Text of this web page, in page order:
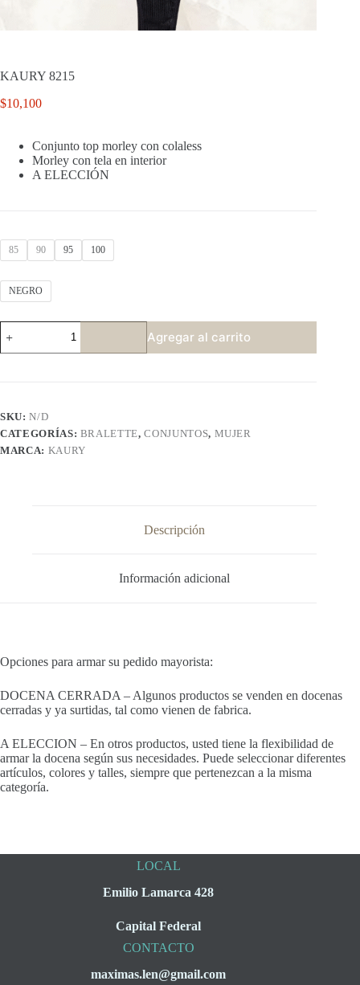
KAURY 8215
$10,100
Conjunto top morley con colaless
Morley con tela en interior
A ELECCIÓN
85 90 95 100
NEGRO
8215
cantidad
Agregar al carrito
SKU:N/D
CATEGORÍAS: BRALETTE,CONJUNTOS, MUJER
MARCA: KAURY
Descripción
Información adicional
Opciones para armar su pedido mayorista:
DOCENA CERRADA – Algunos productos se venden en docenas
cerradas y ya surtidas, tal como vienen de fabrica.
A ELECCION – En otros productos, usted tiene la flexibilidad de
armar la docena según sus necesidades. Puede seleccionar diferentes
artículos, colores y talles, siempre que pertenezcan a la misma
categoría.
LOCAL
Emilio Lamarca 428
Capital Federal
CONTACTO
maximas.len@gmail.com